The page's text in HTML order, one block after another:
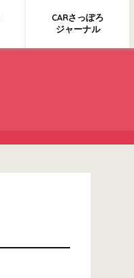
CARさっぽろ
ジャーナル